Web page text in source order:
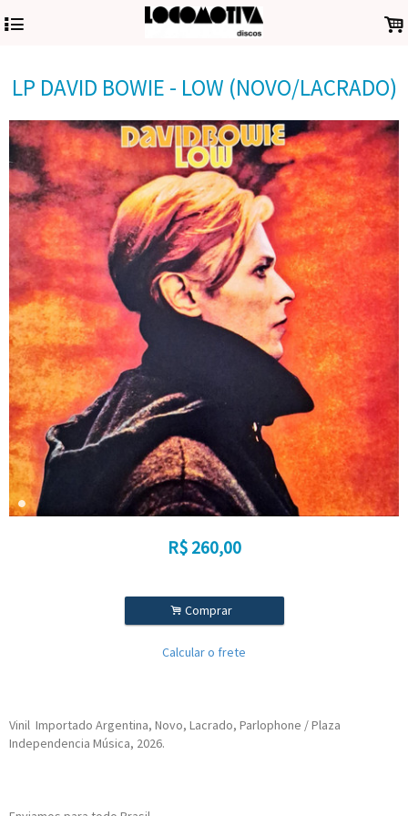
4 .
LP DAVID BOWIE - LOW (NOVO/LACRADO)
R$ 260,00
. Comprar
Calcular o frete
Vinil Importado Argentina, Novo, Lacrado, Parlophone / Plaza
Independencia Música, 2026.